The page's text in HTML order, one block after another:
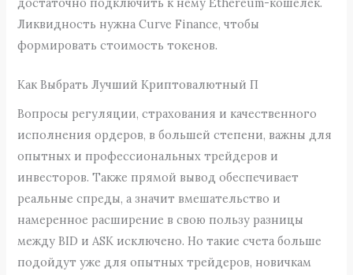
Ликвидность нужна Curve Finance, чтобы
формировать стоимость токенов.
Как Выбрать Лучший Криптовалютный П
Вопросы регуляции, страхования и качественного
исполнения ордеров, в большей степени, важны для
опытных и профессиональных трейдеров и
инвесторов. Также прямой вывод обеспечивает
реальные спреды, а значит вмешательство и
намеренное расширение в свою пользу разницы
между BID и ASK исключено. Но такие счета больше
подойдут уже для опытных трейдеров, новичкам